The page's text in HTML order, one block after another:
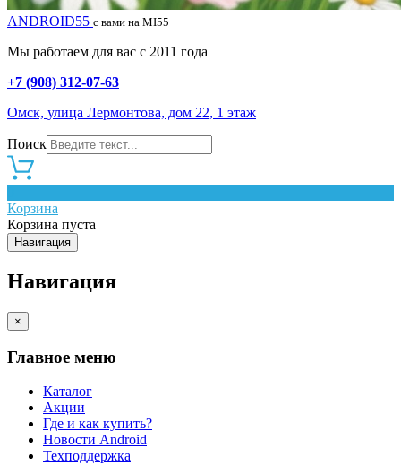
ANDROID55 с вами на MI55
Мы работаем для вас с 2011 года
+7 (908) 312-07-63
Омск, улица Лермонтова, дом 22, 1 этаж
Поиск
Корзина
Корзина пуста
Навигация
Навигация
×
Главное меню
Каталог
Акции
Где и как купить?
Новости Android
Техподдержка